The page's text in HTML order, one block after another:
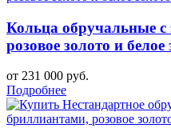
Кольца обручальные
розовое золото и белое
от 231 000 руб.
Подробнее